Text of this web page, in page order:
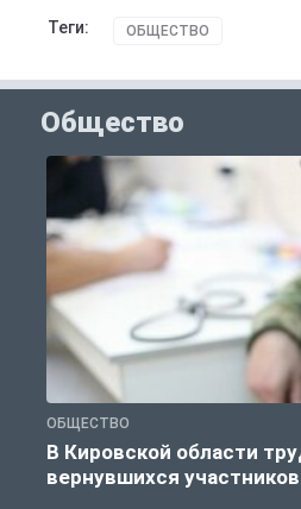
Теги: ОБЩЕСТВО
Общество
ОБЩЕСТВО
В Кировской области
вернувшихся